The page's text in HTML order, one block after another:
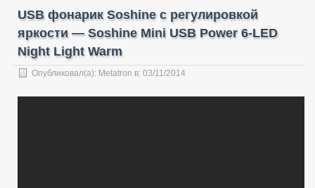
USB фонарик Soshine с регулировкой
яркости — Soshine Mini USB Power 6-LED
Night Light Warm
Опубликовал(а): Metatron в: 03/11/2014